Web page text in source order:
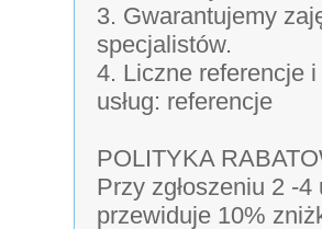
3. Gwarantujemy
specjalistów.
4. Liczne referencje
usług: referencje
POLITYKA
Przy zgłoszeniu 2 -
przewiduje 10%